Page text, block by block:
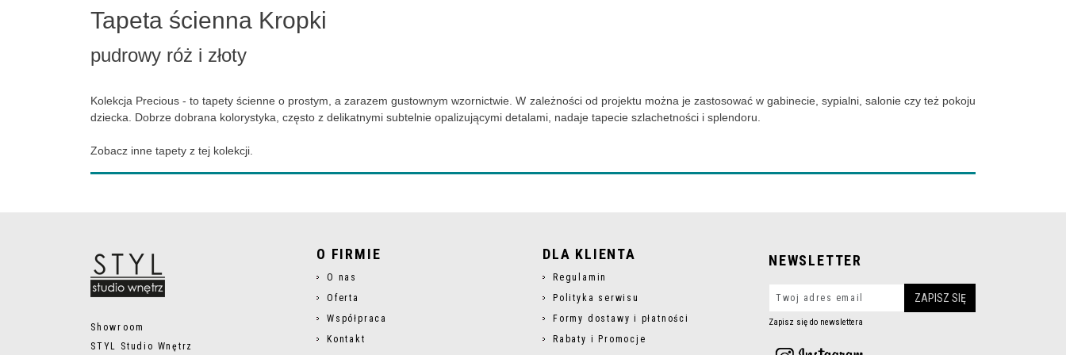
Tapeta ścienna Kropki
pudrowy róż i złoty
Kolekcja Precious - to tapety ścienne o prostym, a zarazem gustownym wzornictwie. W zależności od projektu można je zastosować w gabinecie, sypialni, salonie czy też pokoju
dziecka. Dobrze dobrana kolorystyka, często z delikatnymi subtelnie opalizującymi detalami, nadaje tapecie szlachetności i splendoru.
Zobacz inne tapety z tej kolekcji.
Showroom
STYL Studio Wnętrz
O FIRMIE
O nas
Oferta
Współpraca
Kontakt
DLA KLIENTA
Regulamin
Polityka serwisu
Formy dostawy i płatności
Rabaty i Promocje
NEWSLETTER
Zapisz się do newslettera